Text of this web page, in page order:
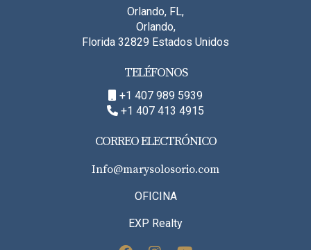
Orlando, FL,
Orlando,
Florida 32829 Estados Unidos
TELÉFONOS
+1 407 989 5939
+1 407 413 4915
CORREO ELECTRÓNICO
Info@marysolosorio.com
OFICINA
EXP Realty